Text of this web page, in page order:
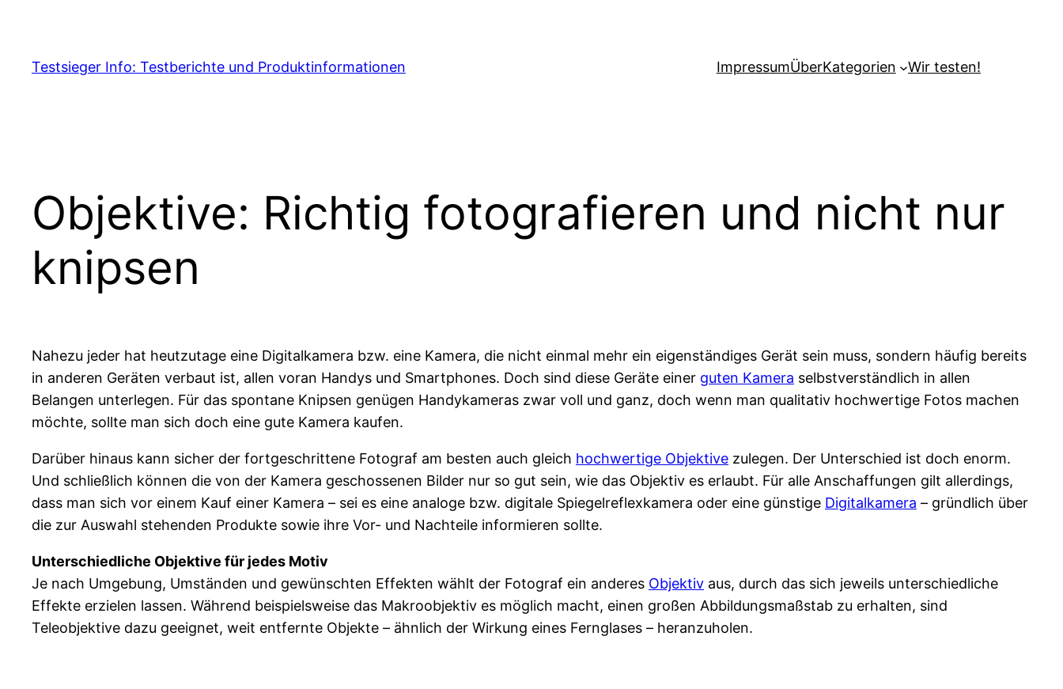
content
Testsieger Info: Testberichte und Produktinformationen ImpressumÜberKategorien Wir testen!
Objektive: Richtig fotografieren und nicht nur
knipsen
Nahezu jeder hat heutzutage eine Digitalkamera bzw. eine Kamera, die nicht einmal mehr ein eigenständiges Gerät sein muss, sondern häufig bereits
in anderen Geräten verbaut ist, allen voran Handys und Smartphones. Doch sind diese Geräte einer guten Kamera selbstverständlich in allen
Belangen unterlegen. Für das spontane Knipsen genügen Handykameras zwar voll und ganz, doch wenn man qualitativ hochwertige Fotos machen
möchte, sollte man sich doch eine gute Kamera kaufen.
Darüber hinaus kann sicher der fortgeschrittene Fotograf am besten auch gleich hochwertige Objektive zulegen. Der Unterschied ist doch enorm.
Und schließlich können die von der Kamera geschossenen Bilder nur so gut sein, wie das Objektiv es erlaubt. Für alle Anschaffungen gilt allerdings,
dass man sich vor einem Kauf einer Kamera – sei es eine analoge bzw. digitale Spiegelreflexkamera oder eine günstige Digitalkamera – gründlich über
die zur Auswahl stehenden Produkte sowie ihre Vor- und Nachteile informieren sollte.
Unterschiedliche Objektive für jedes Motiv
Je nach Umgebung, Umständen und gewünschten Effekten wählt der Fotograf ein anderes Objektiv aus, durch das sich jeweils unterschiedliche
Effekte erzielen lassen. Während beispielsweise das Makroobjektiv es möglich macht, einen großen Abbildungsmaßstab zu erhalten, sind
Teleobjektive dazu geeignet, weit entfernte Objekte – ähnlich der Wirkung eines Fernglases – heranzuholen.